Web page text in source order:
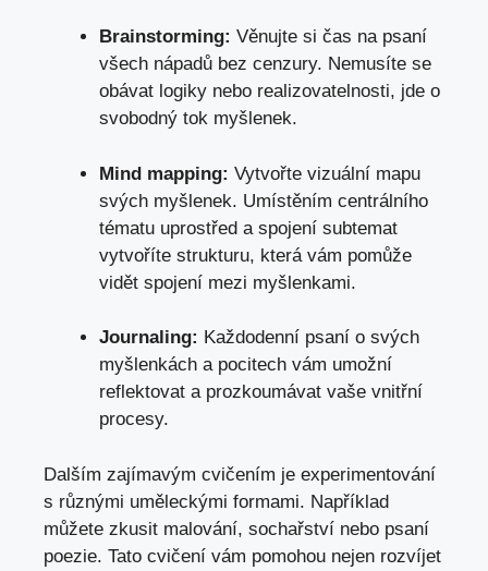
Brainstorming: Věnujte si čas na psaní
všech nápadů bez cenzury. Nemusíte se
obávat logiky nebo realizovatelnosti, jde o
svobodný tok myšlenek.
Mind mapping: Vytvořte vizuální mapu
svých myšlenek. Umístěním centrálního
tématu uprostřed a spojení subtemat
vytvoříte strukturu, která vám pomůže
vidět spojení mezi myšlenkami.
Journaling: Každodenní psaní o svých
myšlenkách a pocitech vám umožní
reflektovat a prozkoumávat vaše vnitřní
procesy.
Dalším zajímavým cvičením je experimentování
s různými uměleckými formami. Například
můžete zkusit malování, sochařství nebo psaní
poezie. Tato cvičení vám pomohou nejen rozvíjet